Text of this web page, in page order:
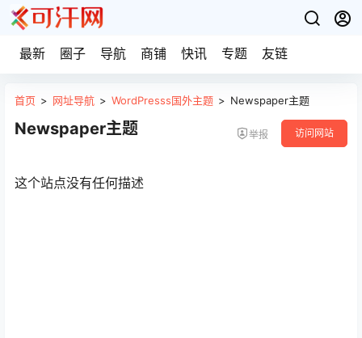
最新 圈子 导航 商铺 快讯 专题 友链
首页 > 网址导航 > WordPresss国外主题 > Newspaper主题
Newspaper主题 举报 访问网站
这个站点没有任何描述